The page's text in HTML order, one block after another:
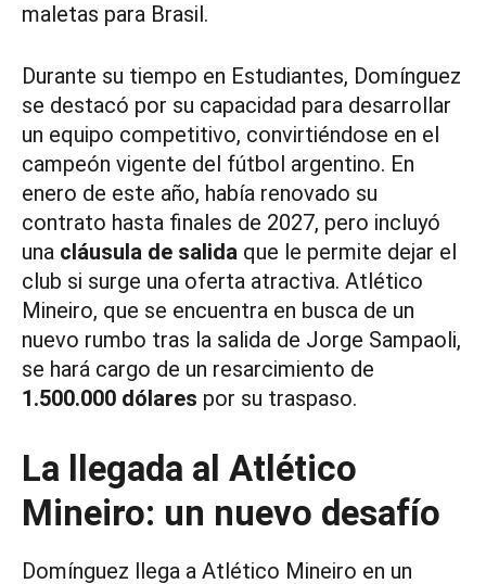
maletas para Brasil.
Durante su tiempo en Estudiantes, Domínguez
se destacó por su capacidad para desarrollar
un equipo competitivo, convirtiéndose en el
campeón vigente del fútbol argentino. En
enero de este año, había renovado su
contrato hasta finales de 2027, pero incluyó
una cláusula de salida que le permite dejar el
club si surge una oferta atractiva. Atlético
Mineiro, que se encuentra en busca de un
nuevo rumbo tras la salida de Jorge Sampaoli,
se hará cargo de un resarcimiento de
1.500.000 dólares por su traspaso.
La llegada al Atlético
Mineiro: un nuevo desafío
Domínguez llega a Atlético Mineiro en un